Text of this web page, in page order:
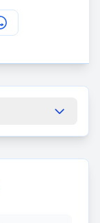
op
pagina op
deze pagina